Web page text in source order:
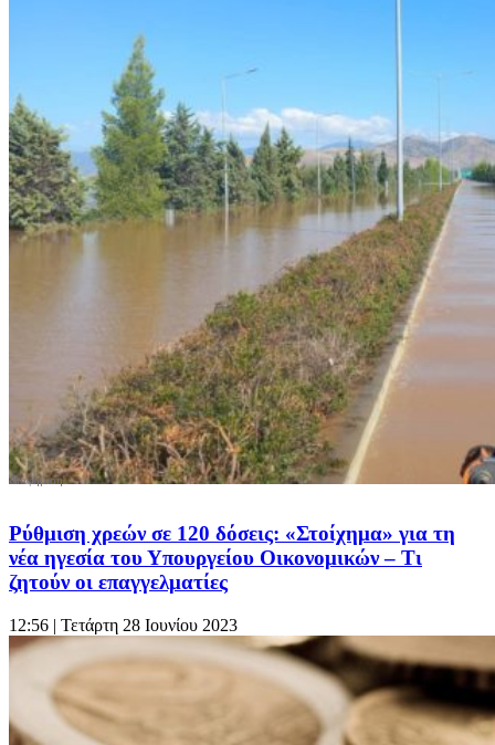
Ρύθμιση χρεών σε 120 δόσεις: «Στοίχημα» για τη
νέα ηγεσία του Υπουργείου Οικονομικών – Τι
ζητούν οι επαγγελματίες
12:56 | Τετάρτη 28 Ιουνίου 2023